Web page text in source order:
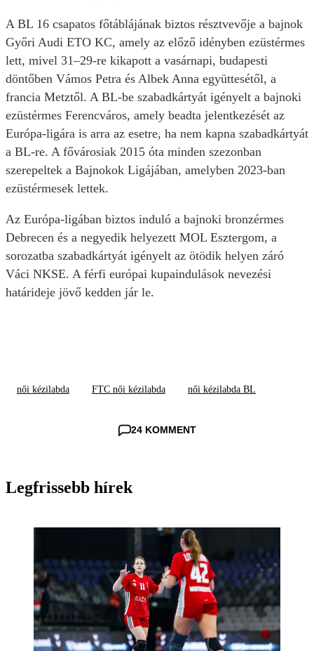
A BL 16 csapatos főtáblájának biztos résztvevője a bajnok
Győri Audi ETO KC, amely az előző idényben ezüstérmes
lett, mivel 31–29-re kikapott a vasárnapi, budapesti
döntőben Vámos Petra és Albek Anna együttesétől, a
francia Metztől. A BL-be szabadkártyát igényelt a bajnoki
ezüstérmes Ferencváros, amely beadta jelentkezését az
Európa-ligára is arra az esetre, ha nem kapna szabadkártyát
a BL-re. A fővárosiak 2015 óta minden szezonban
szerepeltek a Bajnokok Ligájában, amelyben 2023-ban
ezüstérmesek lettek.
Az Európa-ligában biztos induló a bajnoki bronzérmes
Debrecen és a negyedik helyezett MOL Esztergom, a
sorozatba szabadkártyát igényelt az ötödik helyen záró
Váci NKSE. A férfi európai kupaindulások nevezési
határideje jövő kedden jár le.
női kézilabda FTC női kézilabda női kézilabda BL
24 KOMMENT
Legfrissebb hírek